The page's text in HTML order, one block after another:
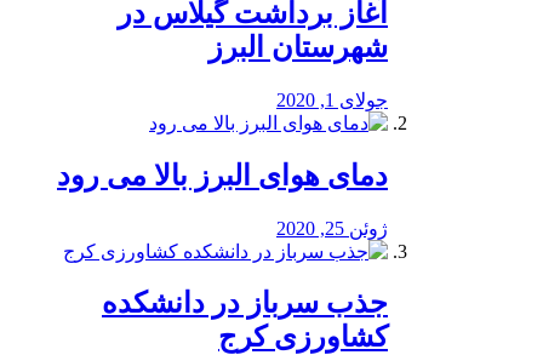
آغاز برداشت گیلاس در
شهرستان البرز
جولای 1, 2020
دمای هوای البرز بالا می رود
ژوئن 25, 2020
جذب سرباز در دانشکده
کشاورزی کرج